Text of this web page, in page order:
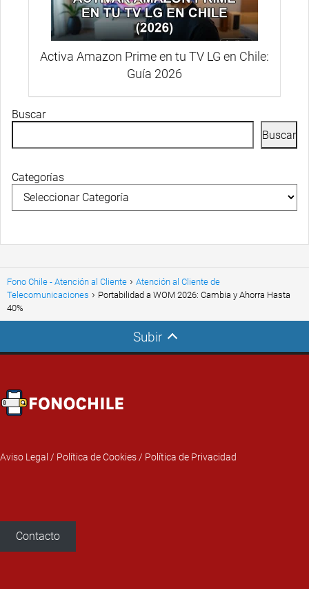
Activa Amazon Prime en tu TV LG en Chile:
Guía 2026
Buscar
Buscar
Categorías
Fono Chile - Atención al Cliente
Atención al Cliente de
Telecomunicaciones
Portabilidad a WOM 2026: Cambia y Ahorra Hasta
40%
Subir
Aviso Legal / Política de Cookies / Política de Privacidad
Contacto